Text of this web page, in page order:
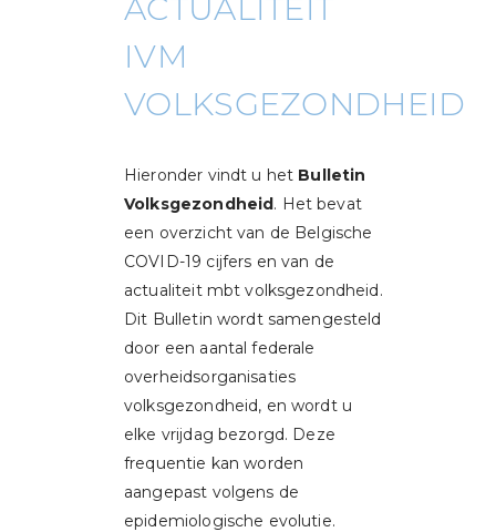
ACTUALITEIT
IVM
VOLKSGEZONDHEID
Hieronder vindt u het Bulletin
Volksgezondheid. Het bevat
een overzicht van de Belgische
COVID-19 cijfers en van de
actualiteit mbt volksgezondheid.
Dit Bulletin wordt samengesteld
door een aantal federale
overheidsorganisaties
volksgezondheid, en wordt u
elke vrijdag bezorgd. Deze
frequentie kan worden
aangepast volgens de
epidemiologische evolutie.